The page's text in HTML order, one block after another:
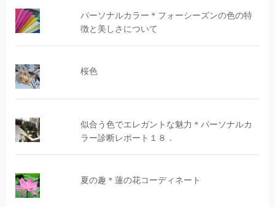
パーソナルカラー＊フォーシーズンの色の特
徴と美しさについて
桜色
似合う色でエレガントな魅力＊パーソナルカ
ラー診断レポート１８．
夏の趣＊蓮の花コーディネート